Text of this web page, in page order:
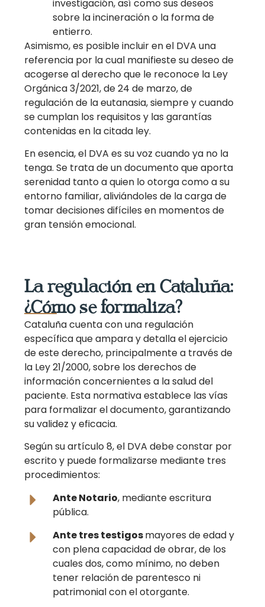
investigación, así como sus deseos
sobre la incineración o la forma de
entierro.
Asimismo, es posible incluir en el DVA una
referencia por la cual manifieste su deseo de
acogerse al derecho que le reconoce la Ley
Orgánica 3/2021, de 24 de marzo, de
regulación de la eutanasia, siempre y cuando
se cumplan los requisitos y las garantías
contenidas en la citada ley.
En esencia, el DVA es su voz cuando ya no la
tenga. Se trata de un documento que aporta
serenidad tanto a quien lo otorga como a su
entorno familiar, aliviándoles de la carga de
tomar decisiones difíciles en momentos de
gran tensión emocional.
La regulación en Cataluña:
¿Cómo se formaliza?
Cataluña cuenta con una regulación
específica que ampara y detalla el ejercicio
de este derecho, principalmente a través de
la Ley 21/2000, sobre los derechos de
información concernientes a la salud del
paciente. Esta normativa establece las vías
para formalizar el documento, garantizando
su validez y eficacia.
Según su artículo 8, el DVA debe constar por
escrito y puede formalizarse mediante tres
procedimientos:
Ante Notario, mediante escritura
pública.
Ante tres testigosmayores de edad y
con plena capacidad de obrar, de los
cuales dos, como mínimo, no deben
tener relación de parentesco ni
patrimonial con el otorgante.